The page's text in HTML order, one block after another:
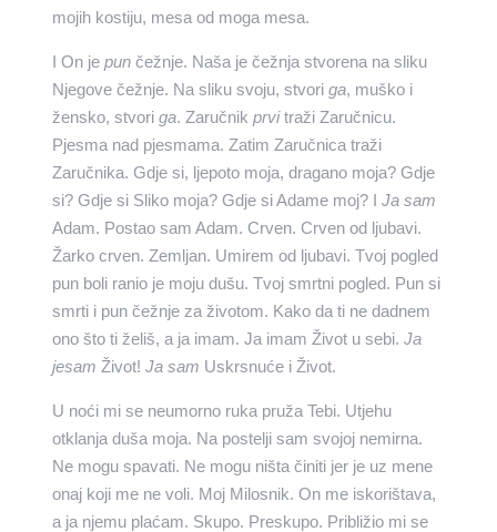
mojih kostiju, mesa od moga mesa.
I On je punčežnje. Naša je čežnja stvorena na sliku
Njegove čežnje. Na sliku svoju, stvori ga, muško i
žensko, stvori ga. Zaručnik prvitraži Zaručnicu.
Pjesma nad pjesmama. Zatim Zaručnica traži
Zaručnika. Gdje si, ljepoto moja, dragano moja? Gdje
si? Gdje si Sliko moja? Gdje si Adame moj? I Ja sam
Adam. Postao sam Adam. Crven. Crven od ljubavi.
Žarko crven. Zemljan. Umirem od ljubavi. Tvoj pogled
pun boli ranio je moju dušu. Tvoj smrtni pogled. Pun si
smrti i pun čežnje za životom. Kako da ti ne dadnem
ono što ti želiš, a ja imam. Ja imam Život u sebi. Ja
jesam Život! Ja sam Uskrsnuće i Život.
U noći mi se neumorno ruka pruža Tebi. Utjehu
otklanja duša moja. Na postelji sam svojoj nemirna.
Ne mogu spavati. Ne mogu ništa činiti jer je uz mene
onaj koji me ne voli. Moj Milosnik. On me iskorištava,
a ja njemu plaćam. Skupo. Preskupo. Približio mi se